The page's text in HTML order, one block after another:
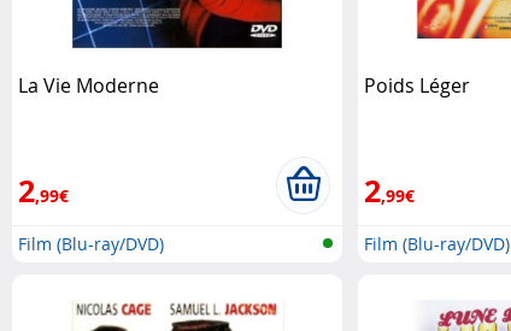
La Vie Moderne
2,99€
Film (Blu-ray/DVD)
Poids Léger
2,99€
Film (Blu-ray/DVD)